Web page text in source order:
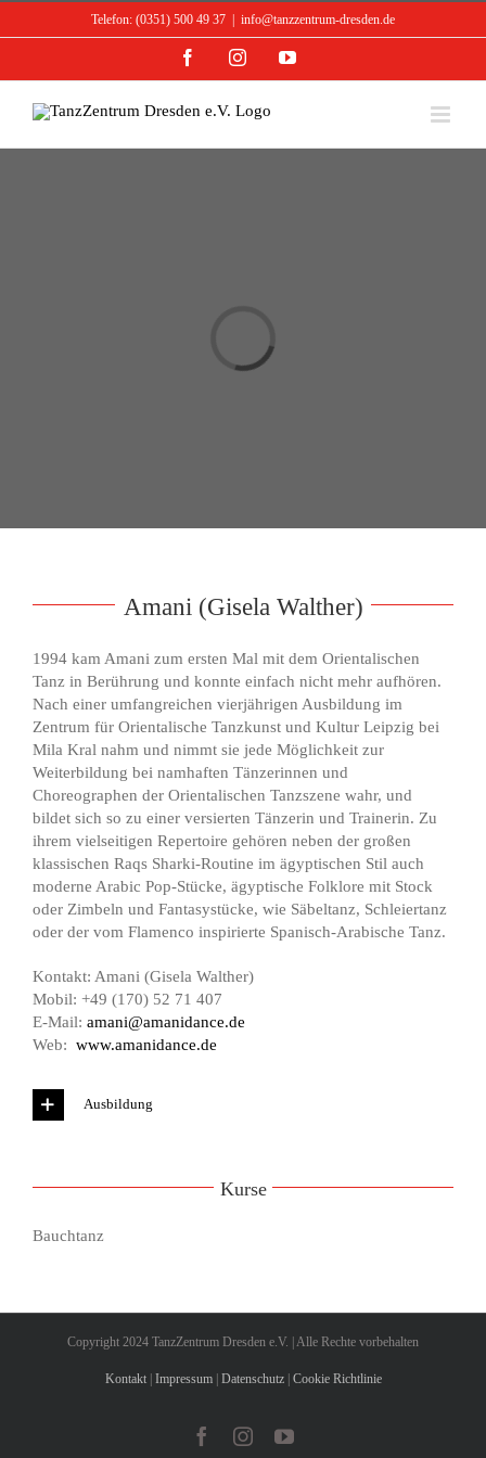
Telefon: (0351) 500 49 37 info@tanzzentrum-dresden.de
FacebookInstagramYouTube
Amani (Gisela Walther)
1994 kam Amani zum ersten Mal mit dem Orientalischen
Tanz in Berührung und konnte einfach nicht mehr aufhören.
Nach einer umfangreichen vierjährigen Ausbildung im
Zentrum für Orientalische Tanzkunst und Kultur Leipzig bei
Mila Kral nahm und nimmt sie jede Möglichkeit zur
Weiterbildung bei namhaften Tänzerinnen und
Choreographen der Orientalischen Tanzszene wahr, und
bildet sich so zu einer versierten Tänzerin und Trainerin. Zu
ihrem vielseitigen Repertoire gehören neben der großen
klassischen Raqs Sharki-Routine im ägyptischen Stil auch
moderne Arabic Pop-Stücke, ägyptische Folklore mit Stock
oder Zimbeln und Fantasystücke, wie Säbeltanz, Schleiertanz
oder der vom Flamenco inspirierte Spanisch-Arabische Tanz.
Kontakt: Amani (Gisela Walther)
Mobil: +49 (170) 52 71 407
E-Mail: amani@amanidance.de
Web: www.amanidance.de
Ausbildung
Kurse
Bauchtanz
Copyright 2024 TanzZentrum Dresden e.V. | Alle Rechte vorbehalten
Kontakt| Impressum| Datenschutz| Cookie Richtlinie
FacebookInstagramYouTube